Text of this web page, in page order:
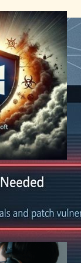
弱性警
攻撃のリ
ュース